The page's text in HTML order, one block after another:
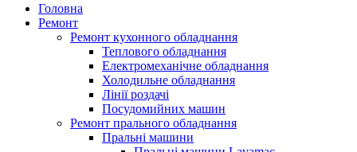
Головна
Ремонт
Ремонт кухонного обладнання
Теплового обладнання
Електромеханічне обладнання
Холодильне обладнання
Лінії роздачі
Посудомийних машин
Ремонт прального обладнання
Пральні машини